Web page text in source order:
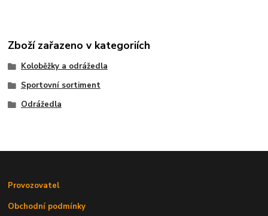
Zboží zařazeno v kategoriích
Koloběžky a odrážedla
Sportovní sortiment
Odrážedla
Provozovatel
Obchodní podmínky